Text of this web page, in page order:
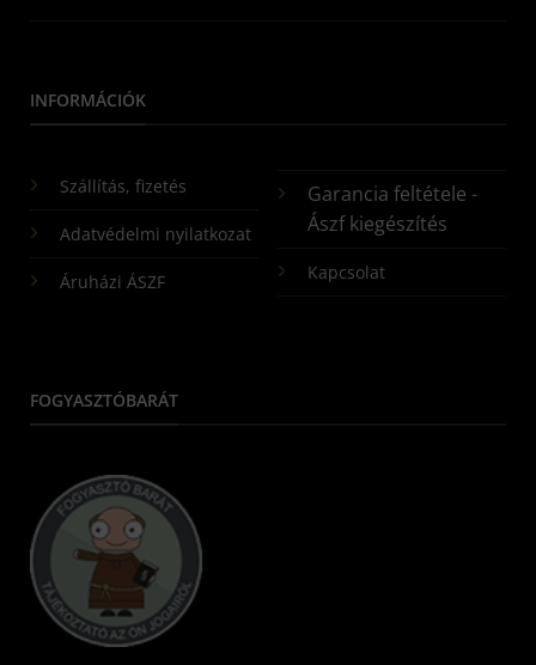
INFORMÁCIÓK
Szállítás, fizetés
Adatvédelmi nyilatkozat
Áruházi ÁSZF
Garancia feltétele -
Ászf kiegészítés
Kapcsolat
FOGYASZTÓBARÁT